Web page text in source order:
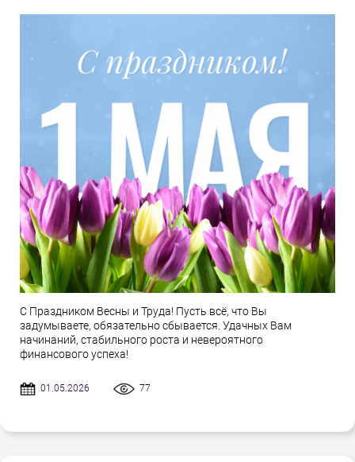
С Праздником Весны и Труда! Пусть всё, что Вы
задумываете, обязательно сбывается. Удачных Вам
начинаний, стабильного роста и невероятного
финансового успеха!
01.05.2026 77